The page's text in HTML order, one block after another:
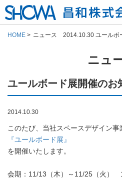
HOME ニュース 2014.10.30 ユールボ
ニュ
ユールボード展開催のお
2014.10.30
このたび、当社スペースデザイン事
『ユールボード展』
を開催いたします。
会期：11/13（木）～11/25（火